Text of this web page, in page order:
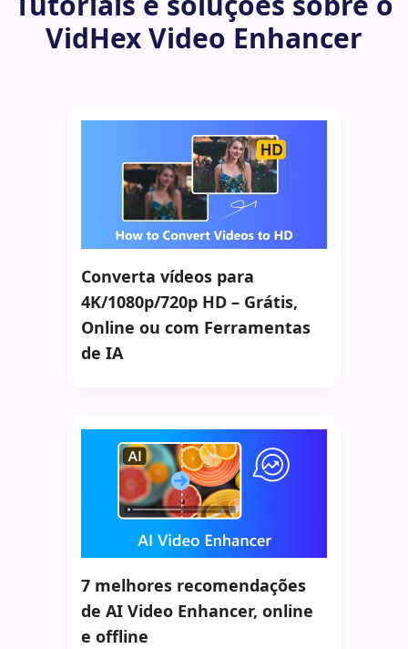
VidHex Video Enhancer
Converta vídeos para
4K/1080p/720p HD – Grátis,
Online ou com Ferramentas
de IA
7 melhores recomendações
de AI Video Enhancer, online
e offline